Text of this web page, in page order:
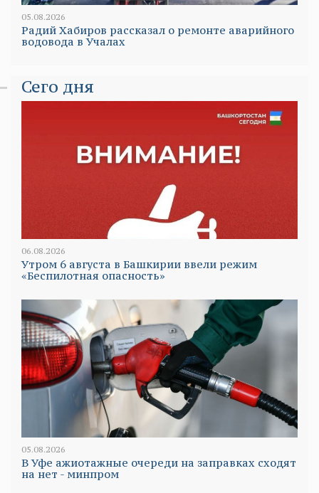
05.08.2026
Радий Хабиров рассказал о ремонте аварийного
водовода в Учалах
Сего дня
06.08.2026
Утром 6 августа в Башкирии ввели режим
«Беспилотная опасность»
05.08.2026
В Уфе ажиотажные очереди на заправках сходят
на нет - минпром